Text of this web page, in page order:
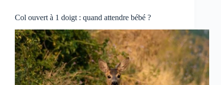
Col ouvert à 1 doigt : quand attendre bébé ?